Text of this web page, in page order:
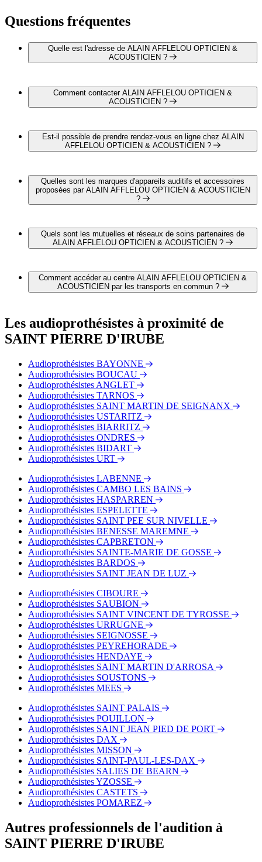
Questions fréquentes
Quelle est l'adresse de ALAIN AFFLELOU OPTICIEN &
ACOUSTICIEN ?
situé au C.C. Ametzondo - Ikea, 64990 Saint Pierre D'irube
Comment contacter ALAIN AFFLELOU OPTICIEN &
ACOUSTICIEN ?
ACOUSTICIEN par téléphone au 06 87 46 32 94
Est-il possible de prendre rendez-vous en ligne chez ALAIN
AFFLELOU OPTICIEN & ACOUSTICIEN ?
ne propose pas encore de lien depuis notre site internet pour
prendre un rendez-vous en ligne.
Quelles sont les marques d'appareils auditifs et accessoires
proposées par ALAIN AFFLELOU OPTICIEN & ACOUSTICIEN
?
propose les marques suivantes :
BIOTONE TECHNOLOGIE
UNITRON
STARKEY FRANCE
SIGNIA
RESOUND
BERNAFON
Quels sont les mutuelles et réseaux de soins partenaires de
ALAIN AFFLELOU OPTICIEN & ACOUSTICIEN ?
partenaire avec les mutuelles et réseaux de soins suivants :
ASSURANCE MALADIE
Comment accéder au centre ALAIN AFFLELOU OPTICIEN &
ACOUSTICIEN par les transports en commun ?
situé à proximité des arrêts suivants :
Bus - École Port
Bus - Plaza Berri
Les audioprothésistes à proximité de
SAINT PIERRE D'IRUBE
Audioprothésistes BAYONNE
Audioprothésistes BOUCAU
Audioprothésistes ANGLET
Audioprothésistes TARNOS
Audioprothésistes SAINT MARTIN DE SEIGNANX
Audioprothésistes USTARITZ
Audioprothésistes BIARRITZ
Audioprothésistes ONDRES
Audioprothésistes BIDART
Audioprothésistes URT
Audioprothésistes LABENNE
Audioprothésistes CAMBO LES BAINS
Audioprothésistes HASPARREN
Audioprothésistes ESPELETTE
Audioprothésistes SAINT PEE SUR NIVELLE
Audioprothésistes BENESSE MAREMNE
Audioprothésistes CAPBRETON
Audioprothésistes SAINTE-MARIE DE GOSSE
Audioprothésistes BARDOS
Audioprothésistes SAINT JEAN DE LUZ
Audioprothésistes CIBOURE
Audioprothésistes SAUBION
Audioprothésistes SAINT VINCENT DE TYROSSE
Audioprothésistes URRUGNE
Audioprothésistes SEIGNOSSE
Audioprothésistes PEYREHORADE
Audioprothésistes HENDAYE
Audioprothésistes SAINT MARTIN D'ARROSA
Audioprothésistes SOUSTONS
Audioprothésistes MEES
Audioprothésistes SAINT PALAIS
Audioprothésistes POUILLON
Audioprothésistes SAINT JEAN PIED DE PORT
Audioprothésistes DAX
Audioprothésistes MISSON
Audioprothésistes SAINT-PAUL-LES-DAX
Audioprothésistes SALIES DE BEARN
Audioprothésistes YZOSSE
Audioprothésistes CASTETS
Audioprothésistes POMAREZ
Autres professionnels de l'audition à
SAINT PIERRE D'IRUBE